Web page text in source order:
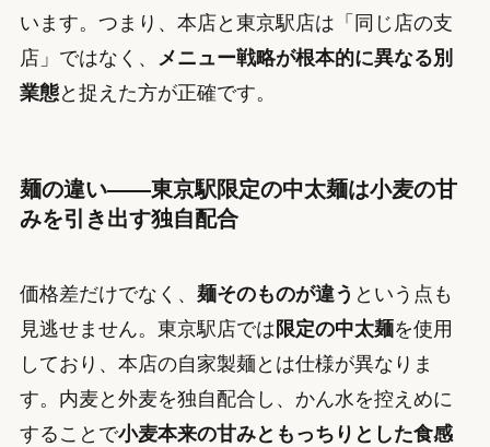
います。つまり、本店と東京駅店は「同じ店の支
店」ではなく、
メニュー戦略が根本的に異なる別
業態と捉えた方が正確です。
麺の違い——東京駅限定の中太麺は小麦の甘
みを引き出す独自配合
価格差だけでなく、 麺そのものが違う という点も
見逃せません。東京駅店では 限定の中太麺を使用
しており、本店の自家製麺とは仕様が異なりま
す。内麦と外麦を独自配合し、かん水を控えめに
することで小麦本来の甘みともっちりとした食感